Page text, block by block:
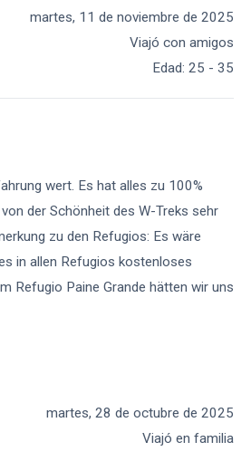
martes, 11 de noviembre de 2025
Viajó con amigos
Edad: 25 - 35
wert. Es hat alles zu 100%
der Schönheit des W-Treks sehr
zu den Refugios: Es wäre
in allen Refugios kostenloses
Refugio Paine Grande hätten wir uns
martes, 28 de octubre de 2025
Viajó en familia